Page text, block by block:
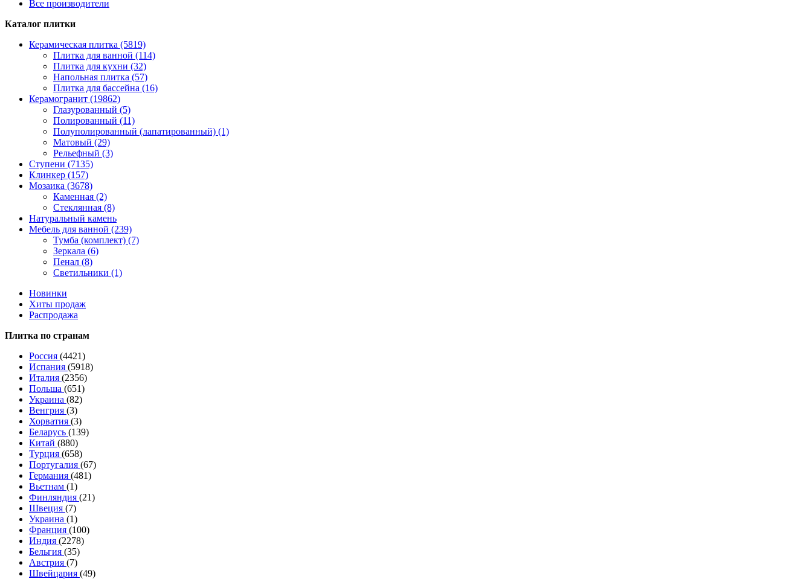
Все производители
Каталог плитки
Керамическая плитка (5819)
Плитка для ванной (114)
Плитка для кухни (32)
Напольная плитка (57)
Плитка для бассейна (16)
Керамогранит (19862)
Глазурованный (5)
Полированный (11)
Полуполированный (лапатированный) (1)
Матовый (29)
Рельефный (3)
Ступени (7135)
Клинкер (157)
Мозаика (3678)
Каменная (2)
Стеклянная (8)
Натуральный камень
Мебель для ванной (239)
Тумба (комплект) (7)
Зеркала (6)
Пенал (8)
Светильники (1)
Новинки
Хиты продаж
Распродажа
Плитка по странам
Россия (4421)
Испания (5918)
Италия (2356)
Польша (651)
Украина (82)
Венгрия (3)
Хорватия (3)
Беларусь (139)
Китай (880)
Турция (658)
Португалия (67)
Германия (481)
Вьетнам (1)
Финляндия (21)
Швеция (7)
Украина (1)
Франция (100)
Индия (2278)
Бельгия (35)
Австрия (7)
Швейцария (49)